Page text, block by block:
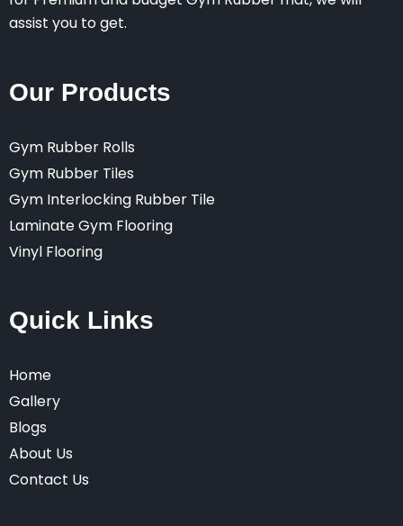
assist you to get.
Our Products
Gym Rubber Rolls
Gym Rubber Tiles
Gym Interlocking Rubber Tile
Laminate Gym Flooring
Vinyl Flooring
Quick Links
Home
Gallery
Blogs
About Us
Contact Us